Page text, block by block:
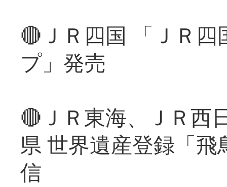
🔴ＪＲ四国 「ＪＲ
プ」発売
🔴ＪＲ東海、ＪＲ西
県 世界遺産登録「
信